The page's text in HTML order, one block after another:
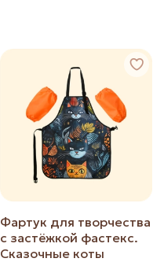
Фартук для творчества
с застёжкой фастекс.
Сказочные коты